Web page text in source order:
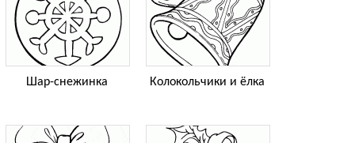
Шар-снежинка Колокольчики и ёлка